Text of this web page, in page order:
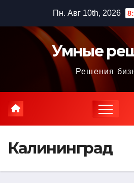
содержимому
Пн. Авг 10th, 2026
Умные
Решения
Калининград